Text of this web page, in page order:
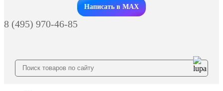
Написать в MAX
8 (495) 970-46-85